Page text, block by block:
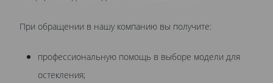
При обращении в нашу компанию вы получите:
профессиональную помощь в выборе модели для
остекления;